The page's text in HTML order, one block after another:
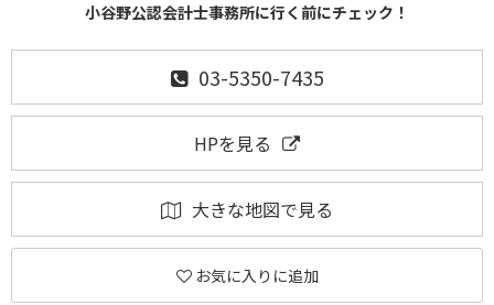
小谷野公認会計士事務所に行く前にチェック！
03-5350-7435
HPを見る
大きな地図で見る
お気に入りに追加